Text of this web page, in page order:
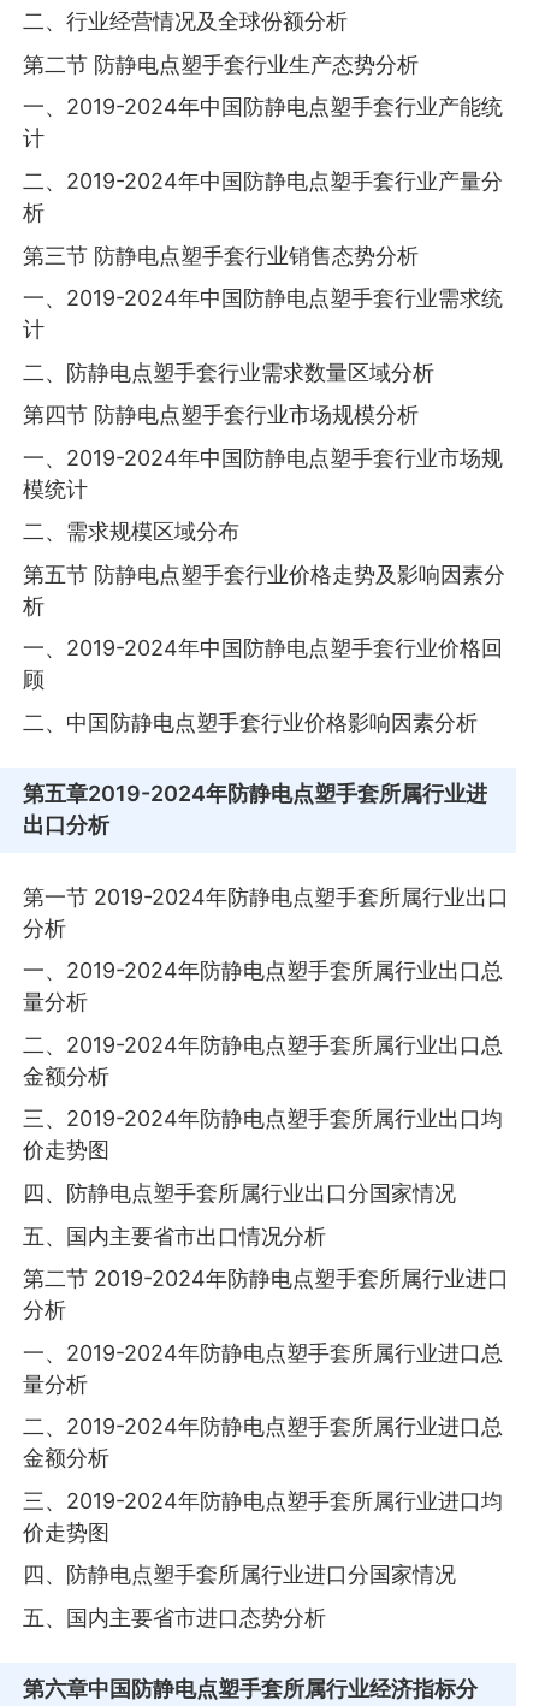
二、行业经营情况及全球份额分析
第二节 防静电点塑手套行业生产态势分析
一、2019-2024年中国防静电点塑手套行业产能统
计
二、2019-2024年中国防静电点塑手套行业产量分
析
第三节 防静电点塑手套行业销售态势分析
一、2019-2024年中国防静电点塑手套行业需求统
计
二、防静电点塑手套行业需求数量区域分析
第四节 防静电点塑手套行业市场规模分析
一、2019-2024年中国防静电点塑手套行业市场规
模统计
二、需求规模区域分布
第五节 防静电点塑手套行业价格走势及影响因素分
析
一、2019-2024年中国防静电点塑手套行业价格回
顾
二、中国防静电点塑手套行业价格影响因素分析
第五章2019-2024年防静电点塑手套所属行业进
出口分析
第一节 2019-2024年防静电点塑手套所属行业出口
分析
一、2019-2024年防静电点塑手套所属行业出口总
量分析
二、2019-2024年防静电点塑手套所属行业出口总
金额分析
三、2019-2024年防静电点塑手套所属行业出口均
价走势图
四、防静电点塑手套所属行业出口分国家情况
五、国内主要省市出口情况分析
第二节 2019-2024年防静电点塑手套所属行业进口
分析
一、2019-2024年防静电点塑手套所属行业进口总
量分析
二、2019-2024年防静电点塑手套所属行业进口总
金额分析
三、2019-2024年防静电点塑手套所属行业进口均
价走势图
四、防静电点塑手套所属行业进口分国家情况
五、国内主要省市进口态势分析
第六章中国防静电点塑手套所属行业经济指标分